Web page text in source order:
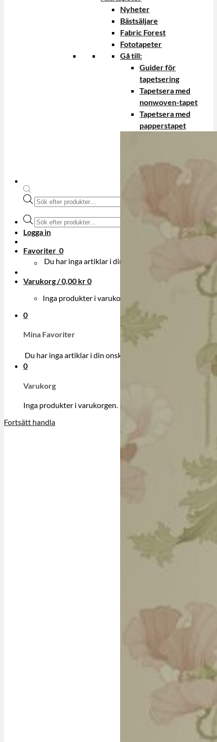
Produktsökning
Produktsökning
Logga in
Favoriter 0
Du har inga artiklar i din onskelista.
Varukorg /0,00 kr0
Inga produkter i varukorgen.
0
Mina Favoriter
Du har inga artiklar i din onskelista.
0
Varukorg
Inga produkter i varukorgen.
Fortsätt handla
Nyheter
Bästsäljare
Fabric Forest
Fototapeter
Gå till:
Guider för
tapetsering
Tapetsera med
nonwoven-tapet
Tapetsera med
papperstapet